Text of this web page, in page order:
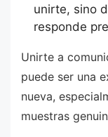
unirte, sino
responde
Unirte a
puede ser una
nueva,
muestras